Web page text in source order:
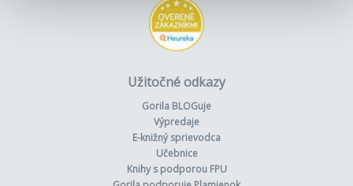
Užitočné odkazy
Gorila BLOGuje
Výpredaje
E-knižný sprievodca
Učebnice
Knihy s podporou FPU